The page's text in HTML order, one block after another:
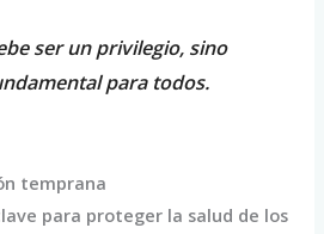
ser un privilegio, sino
para todos.
temprana
para proteger la salud de los